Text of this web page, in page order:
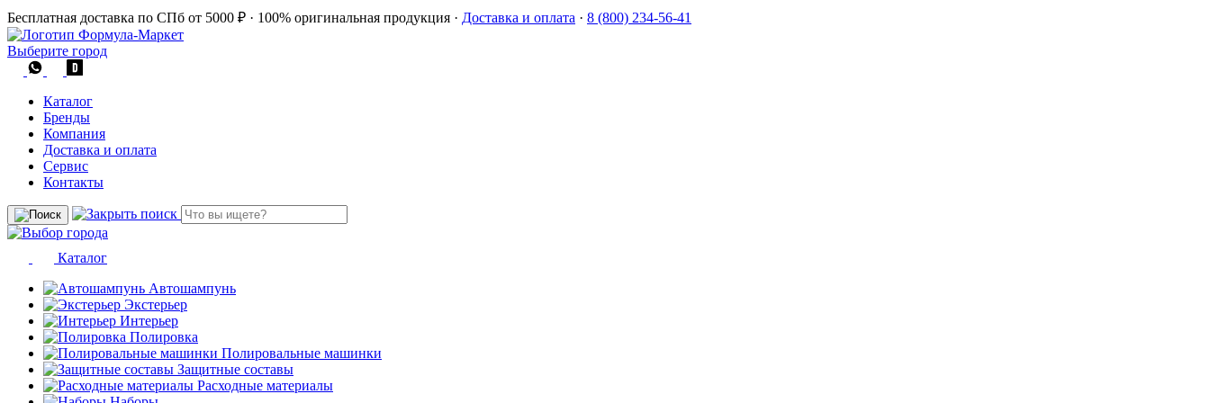
Бесплатная доставка по СПб от 5000 ₽ · 100% оригинальная продукция · Доставка и оплата · 8 (800) 234-56-41
Выберите город
Каталог
Бренды
Компания
Доставка и оплата
Сервис
Контакты
Каталог
Автошампунь
Экстерьер
Интерьер
Полировка
Полировальные машинки
Защитные составы
Расходные материалы